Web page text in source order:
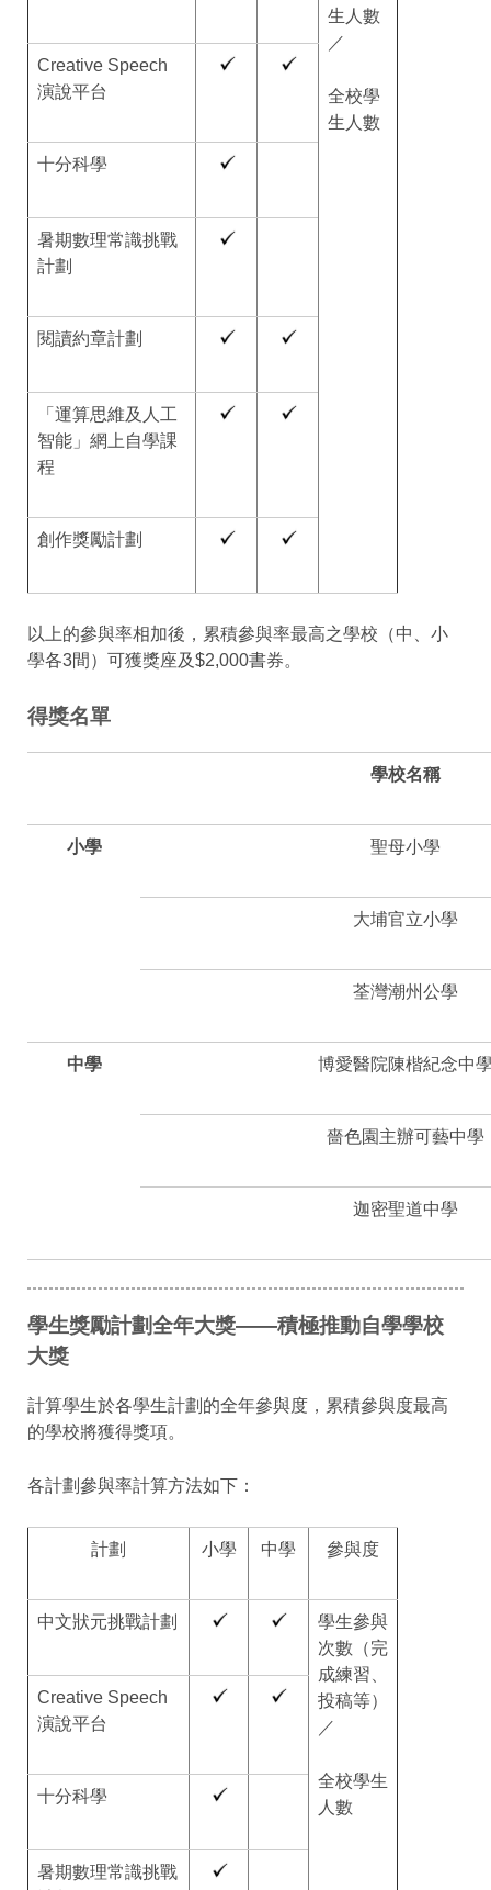
生人數
／
全校學
生人數
Creative Speech
演說平台
十分科學
暑期數理常識挑戰
計劃
閱讀約章計劃
「運算思維及人工
智能」網上自學課
程
創作獎勵計劃
以上的參與率相加後，累積參與率最高之學校（中、小
學各3間）可獲獎座及$2,000書券。
得獎名單
學校名稱
小學 聖母小學
大埔官立小學
荃灣潮州公學
中學 博愛醫院陳楷紀念中
嗇色園主辦可藝中學
迦密聖道中學
學生獎勵計劃全年大獎——積極推動自學學校
大獎
計算學生於各學生計劃的全年參與度，累積參與度最高
的學校將獲得獎項。
各計劃參與率計算方法如下：
計劃 小學 中學 參與度
中文狀元挑戰計劃
學生參與
次數（完
成練習、
投稿等）
／
全校學生
人數
Creative Speech
演說平台
十分科學
暑期數理常識挑戰